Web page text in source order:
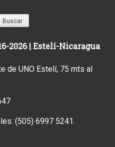
2026 | Estelí-Nicaragua
de UNO Estelí, 75 mts al
(505) 6997 5241.